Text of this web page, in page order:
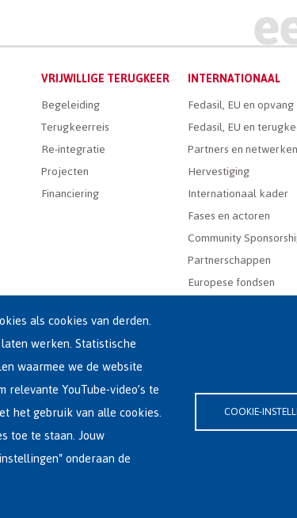
VRIJWILLIGE TERUGKEER
Begeleiding
Terugkeerreis
Re-integratie
Projecten
Financiering
INTERNATIONAAL
Fedasil, EU en opvang
Fedasil, EU en
Partners en netwerken
Hervestiging
Internationaal kader
Fases en actoren
Community
Partnerschappen
Europese fondsen
(0)2-213 44 22
Cookieverklaring
als cookies van derden.
werken. Statistische
waarmee we de website
YouTube-video’s te
het gebruik van alle cookies.
toe te staan. Jouw
onderaan de
COOKIE-